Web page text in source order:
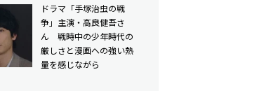
ドラマ「手塚治虫の戦
争」主演・高良健吾さ
ん 戦時中の少年時代の
厳しさと漫画への強い熱
量を感じながら